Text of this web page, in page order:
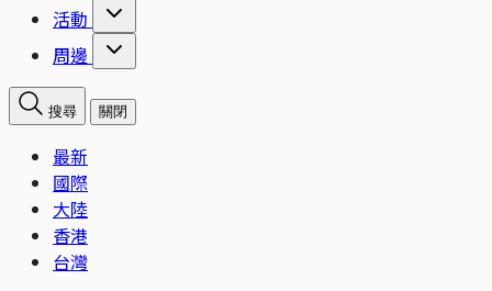
活動
周邊
搜尋 關閉
最新
國際
大陸
香港
台灣